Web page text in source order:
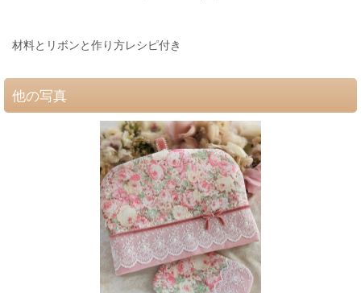
材料とリボンと作り方レシピ付き
他の写真